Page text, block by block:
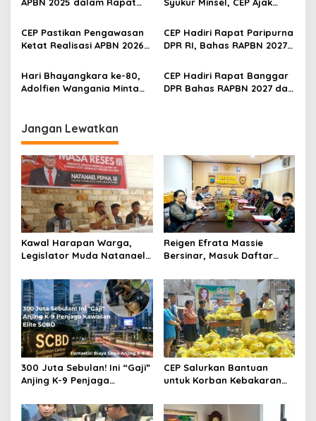
o
s
Semangat 1 Tesalonika
CEP Pastikan Pengawasan
Ketat Realisasi APBN 2026
CEP Hadiri Rapat Paripurna
DPR RI, Bahas RAPBN 2027
Pengawasan OJK
‎Hari Bhayangkara ke-80,
Adolfien Wangania Minta
CEP Hadiri Rapat Banggar
DPR Bahas RAPBN 2027 dan
Jangan Lewatkan
Kawal Harapan Warga,
Legislator Muda Natanael
Bersih Segera
Ditindaklanjuti
Reigen Efrata Massie
Bersinar, Masuk Daftar
yang Lolos Seleksi Pusat
‎300 Juta Sebulan! Ini “Gaji”
Anjing K-9 Penjaga
CEP Salurkan Bantuan
untuk Korban Kebakaran
bagi Warga Terdampak